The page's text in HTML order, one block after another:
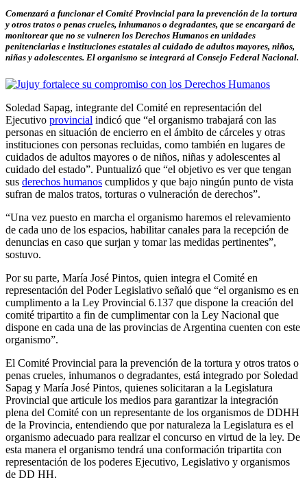
Comenzará a funcionar el Comité Provincial para la prevención de la tortura
y otros tratos o penas crueles, inhumanos o degradantes, que se encargará de
monitorear que no se vulneren los Derechos Humanos en unidades
penitenciarias e instituciones estatales al cuidado de adultos mayores, niños,
niñas y adolescentes. El organismo se integrará al Consejo Federal Nacional.
Soledad Sapag, integrante del Comité en representación del
Ejecutivo provincial indicó que “el organismo trabajará con las
personas en situación de encierro en el ámbito de cárceles y otras
instituciones con personas recluidas, como también en lugares de
cuidados de adultos mayores o de niños, niñas y adolescentes al
cuidado del estado”. Puntualizó que “el objetivo es ver que tengan
sus derechos humanos cumplidos y que bajo ningún punto de vista
sufran de malos tratos, torturas o vulneración de derechos”.
“Una vez puesto en marcha el organismo haremos el relevamiento
de cada uno de los espacios, habilitar canales para la recepción de
denuncias en caso que surjan y tomar las medidas pertinentes”,
sostuvo.
Por su parte, María José Pintos, quien integra el Comité en
representación del Poder Legislativo señaló que “el organismo es en
cumplimento a la Ley Provincial 6.137 que dispone la creación del
comité tripartito a fin de cumplimentar con la Ley Nacional que
dispone en cada una de las provincias de Argentina cuenten con este
organismo”.
El Comité Provincial para la prevención de la tortura y otros tratos o
penas crueles, inhumanos o degradantes, está integrado por Soledad
Sapag y María José Pintos, quienes solicitaran a la Legislatura
Provincial que articule los medios para garantizar la integración
plena del Comité con un representante de los organismos de DDHH
de la Provincia, entendiendo que por naturaleza la Legislatura es el
organismo adecuado para realizar el concurso en virtud de la ley. De
esta manera el organismo tendrá una conformación tripartita con
representación de los poderes Ejecutivo, Legislativo y organismos
de DD HH.